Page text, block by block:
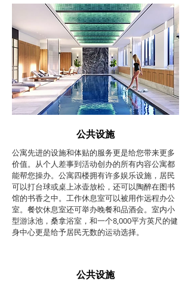
公共设施
公寓先进的设施和体贴的服务更是给您带来更多
价值。从个人差事到活动创办的所有内容公寓都
能帮您操办。公寓四楼拥有许多娱乐设施，居民
可以打台球或桌上冰壶放松，还可以陶醉在图书
馆的书香之中。工作休息室可以被用作远程办公
室。餐饮休息室还可举办晚餐和品酒会。室内小
型游泳池，桑拿浴室，和一个8,000平方英尺的健
身中心更是给予居民无数的运动选择。
公共设施